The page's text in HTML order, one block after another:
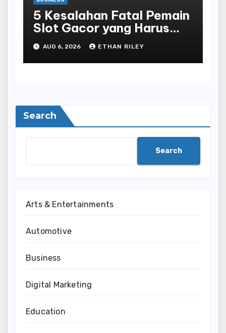
5 Kesalahan Fatal Pemain
Slot Gacor yang Harus
Dihindari di Slot777
Bandar Slot Terbaik
AUG 6, 2026 ETHAN RILEY
Search
Search
Arts & Entertainments
Automotive
Business
Digital Marketing
Education